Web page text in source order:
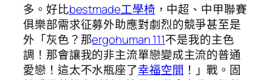
多。好比bestmade工學椅 ，中超、中甲聯賽
俱樂部需求征募外助應對劇烈的競爭甚至是
外「灰色？那ergohuman 111不是我的主色
調！那會讓我的非主流單戀變成主流的普通
愛戀！這太不水瓶座了幸福空間 ！」戰。固